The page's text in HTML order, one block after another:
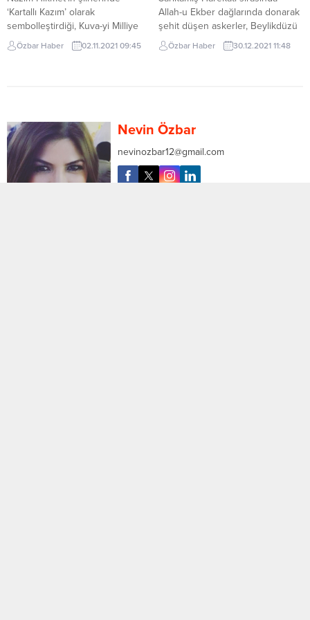
yarışmalarında il...
‘Kartallı Kazım’ olarak
sembolleştirdiği, Kuva-yi Milliye
kahramanı İbrahim Göleber,
vefatının 61. yıl dönümünde Kartal
Başkanı Gökhan Yüksel, Kartal
Belediyesi Başkan Yardımcıları,
meclis üyeleri, birim müdürleri,
Göleber Ailesi ve çok sayıda
vatandaş katıldı. Anma töreni...
Özbar Haber 02.11.2021 09:45
Allah-u Ekber dağlarında donarak
şehit düşen askerler, Beylikdüzü
Belediyesi, İstanbul – Kars –
Ardahan – Iğdır Dernekler
Sarıkamış Harekatı’nın 107.
yıldönümünde donarak şehit olan
90 bin asker Beylikdüzü’nde
anıldı. Beylikdüzü Belediyesi,
İstanbul – Kars...
Özbar Haber 30.12.2021 11:48
Nevin Özbar
nevinozbar12@gmail.com